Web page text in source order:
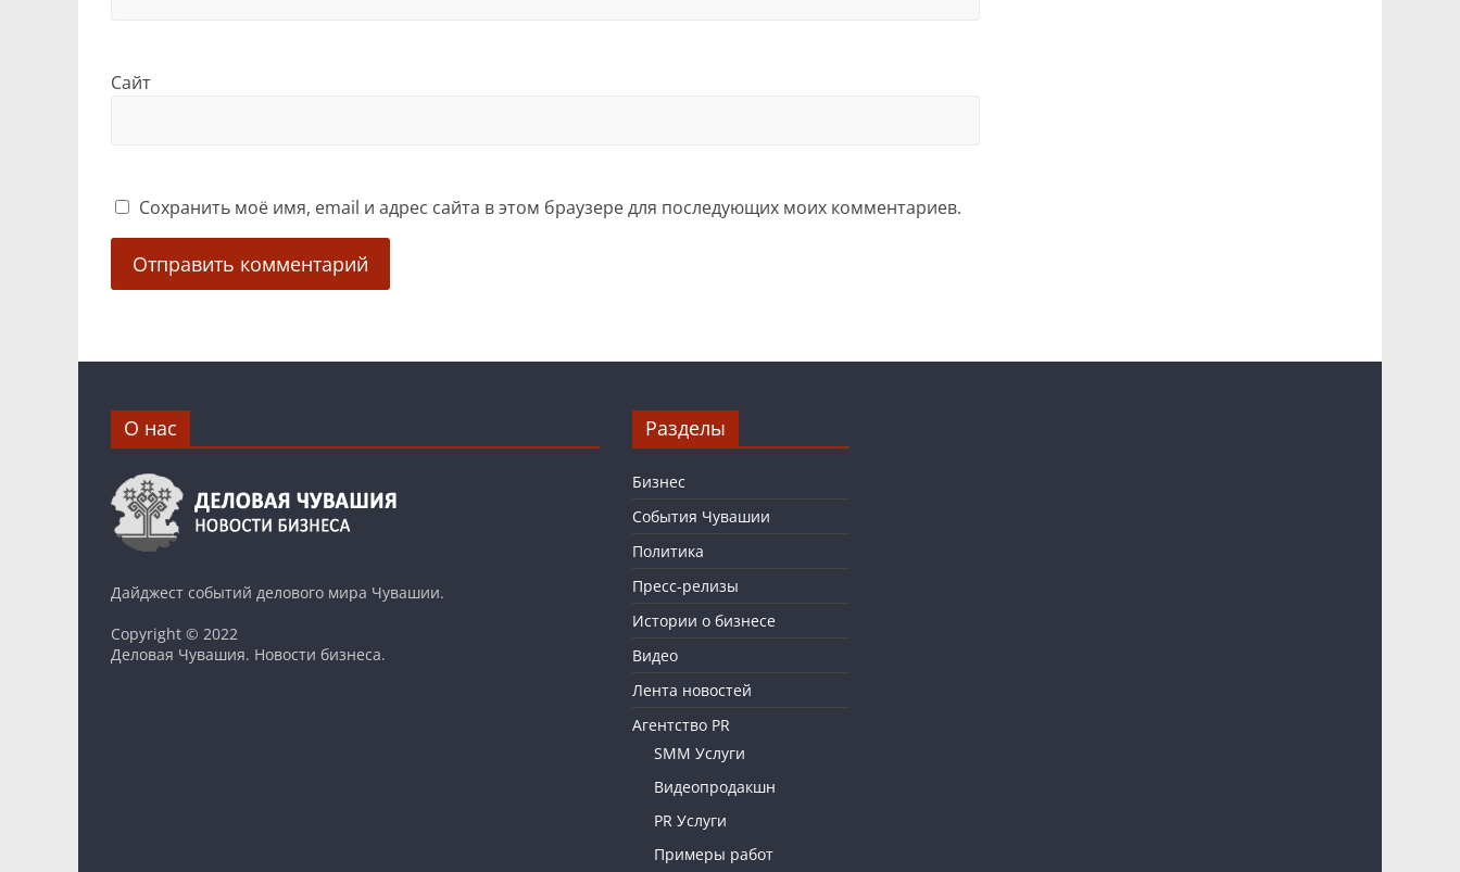
Сайт
Сохранить моё имя, email и адрес сайта в этом браузере для последующих моих комментариев.
О нас
Дайджест событий делового мира Чувашии.
Copyright © 2022
Деловая Чувашия. Новости бизнеса.
Разделы
Бизнес
События Чувашии
Политика
Пресс-релизы
Истории о бизнесе
Видео
Лента новостей
Агентство PR
SMM Услуги
Видеопродакшн
PR Услуги
Примеры работ